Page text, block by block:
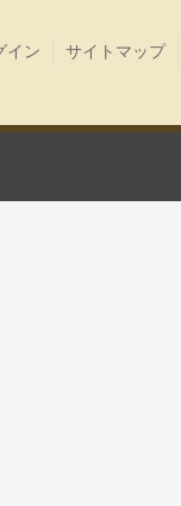
イン サイトマップ